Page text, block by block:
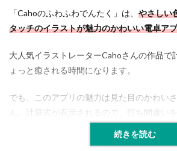
「Cahoのふわふわでんたく」は、 やさしい
タッチのイラストが魅力のかわいい電卓ア
大人気イラストレーターCahoさんの作品で
ょっと癒される時間になります。
でも、このアプリの魅力は見た目のかわい
ん。計算式が表示されるので、打ち間違い
続きを読む